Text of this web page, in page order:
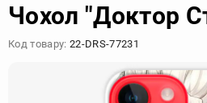
Чохол "Доктор
Код товару: 22-DRS-77231